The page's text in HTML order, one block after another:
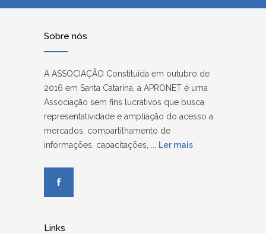
Sobre nós
A ASSOCIAÇÃO Constituída em outubro de
2016 em Santa Catarina, a APRONET é uma
Associação sem fins lucrativos que busca
representatividade e ampliação do acesso a
mercados, compartilhamento de
informações, capacitações, ...
Ler mais
Links